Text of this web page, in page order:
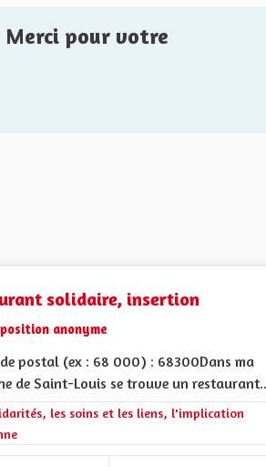
pour votre
citoyenne
solidaire, insertion
anonyme
postal (ex : 68 000) : 68300Dans ma
de Saint-Louis se trouve un
résultats de la catégorie : Les solidarités,
les soins et les liens, l'implication